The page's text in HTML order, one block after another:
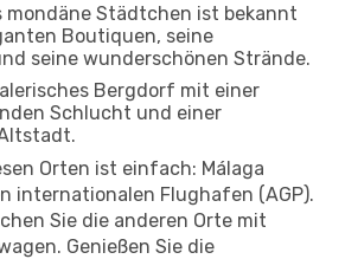
mondäne Städtchen ist bekannt
Boutiquen, seine
seine wunderschönen Strände.
Bergdorf mit einer
Schlucht und einer
Orten ist einfach: Málaga
internationalen Flughafen (AGP).
Sie die anderen Orte mit
Genießen Sie die